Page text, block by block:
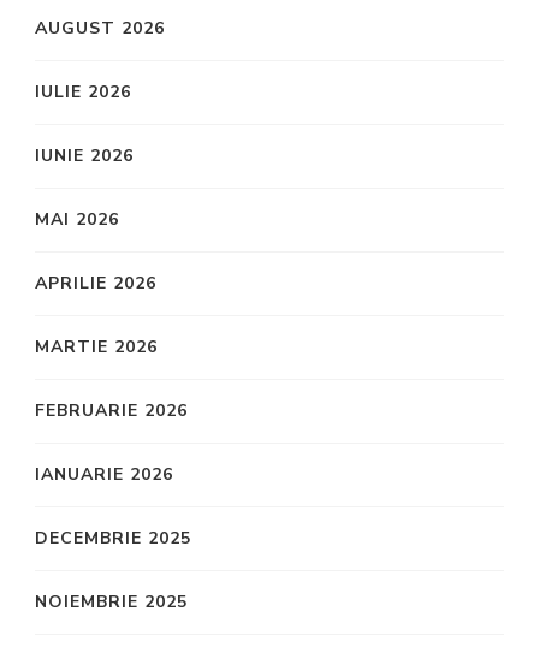
AUGUST 2026
IULIE 2026
IUNIE 2026
MAI 2026
APRILIE 2026
MARTIE 2026
FEBRUARIE 2026
IANUARIE 2026
DECEMBRIE 2025
NOIEMBRIE 2025